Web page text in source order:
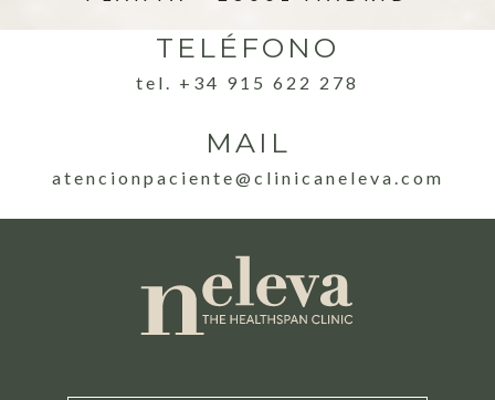
TELÉFONO
tel. +34 915 622 278
MAIL
atencionpaciente@clinicaneleva.com